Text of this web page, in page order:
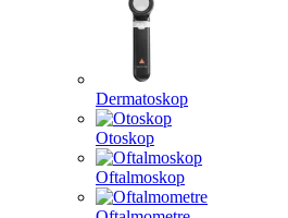
Dermatoskop
Otoskop
Oftalmoskop